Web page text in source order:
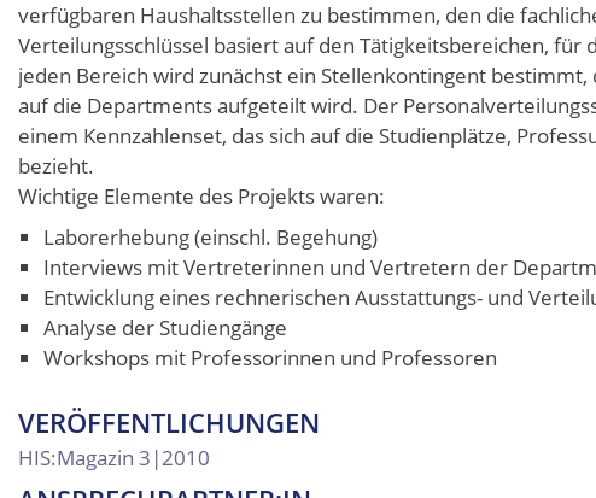
verfügbaren Haushaltsstellen zu bestimmen, den die
Verteilungsschlüssel basiert auf den Tätigkeitsbereichen, für
jeden Bereich wird zunächst ein Stellenkontingent
auf die Departments aufgeteilt wird. Der
einem Kennzahlenset, das sich auf die Studienplätze,
bezieht.
Wichtige Elemente des Projekts waren:
Laborerhebung (einschl. Begehung)
Interviews mit Vertreterinnen und Vertretern der
Entwicklung eines rechnerischen Ausstattungs- und
Analyse der Studiengänge
Workshops mit Professorinnen und Professoren
VERÖFFENTLICHUNGEN
HIS:Magazin 3|2010